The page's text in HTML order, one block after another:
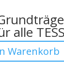
alle
Warenkorb